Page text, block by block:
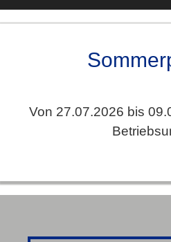
Von 27.07.2026 bis